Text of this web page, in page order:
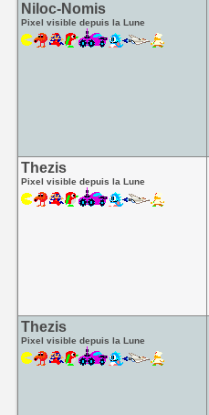
Niloc-Nomis
Pixel visible depuis la Lune
Thezis
Pixel visible depuis la Lune
Thezis
Pixel visible depuis la Lune